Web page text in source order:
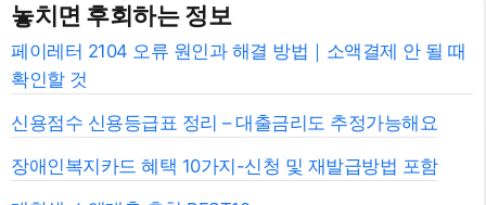
놓치면 후회하는 정보
페이레터 2104 오류 원인과 해결 방법｜소액결제 안 될 때
확인할 것
신용점수 신용등급표 정리 – 대출금리도 추정가능해요
장애인복지카드 혜택 10가지-신청 및 재발급방법 포함